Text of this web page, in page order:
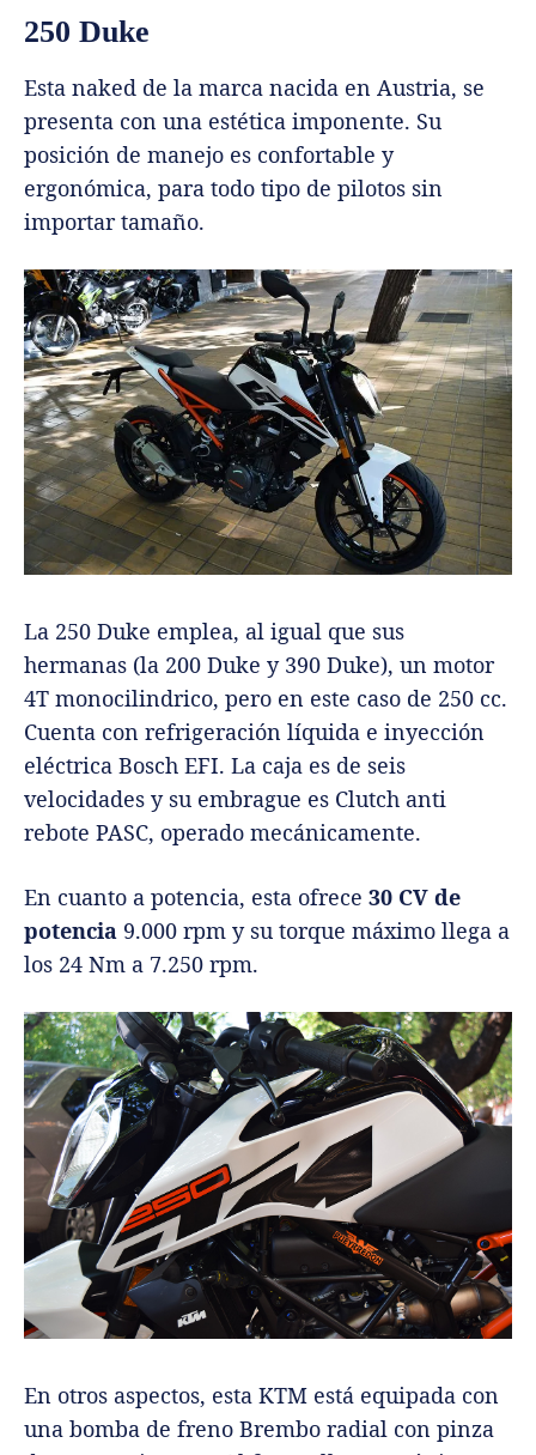
250 Duke
Esta naked de la marca nacida en Austria, se
presenta con una estética imponente. Su
posición de manejo es confortable y
ergonómica, para todo tipo de pilotos sin
importar tamaño.
La 250 Duke emplea, al igual que sus
hermanas (la 200 Duke y 390 Duke), un motor
4T monocilindrico, pero en este caso de 250 cc.
Cuenta con refrigeración líquida e inyección
eléctrica Bosch EFI. La caja es de seis
velocidades y su embrague es Clutch anti
rebote PASC, operado mecánicamente.
En cuanto a potencia, esta ofrece 30 CV de
potencia 9.000 rpm y su torque máximo llega a
los 24 Nm a 7.250 rpm.
En otros aspectos, esta KTM está equipada con
una bomba de freno Brembo radial con pinza